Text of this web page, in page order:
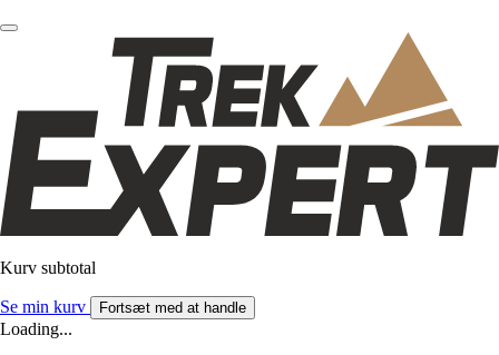
Kurv subtotal
Se min kurv Fortsæt med at handle
Loading...